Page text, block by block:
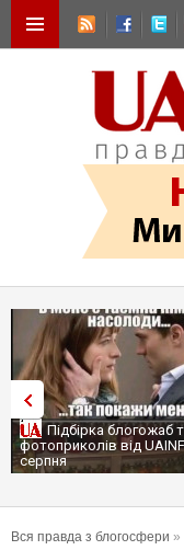
Підбірка блогожаб
фотоприколів від
серпня
Вся правда з блогосфери »